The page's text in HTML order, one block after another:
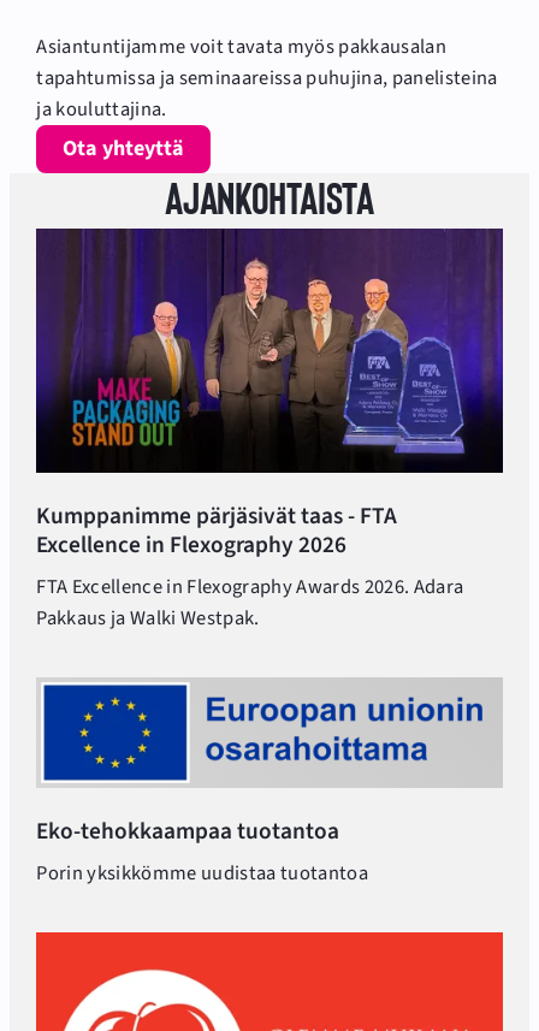
Asiantuntijamme voit tavata myös pakkausalan
tapahtumissa ja seminaareissa puhujina, panelisteina
ja kouluttajina.
Ota yhteyttä
Ajankohtaista
Kumppanimme pärjäsivät taas - FTA
Excellence in Flexography 2026
FTA Excellence in Flexography Awards 2026. Adara
Pakkaus ja Walki Westpak.
Eko-tehokkaampaa tuotantoa
Porin yksikkömme uudistaa tuotantoa